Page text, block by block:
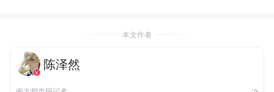
本文作者
陈泽然